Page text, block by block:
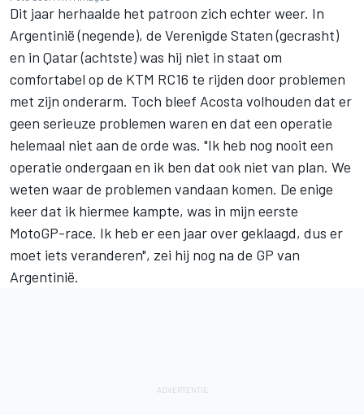
Dit jaar herhaalde het patroon zich echter weer. In
Argentinië (negende), de Verenigde Staten (gecrasht)
en in Qatar (achtste) was hij niet in staat om
comfortabel op de KTM RC16 te rijden door problemen
met zijn onderarm. Toch bleef Acosta volhouden dat er
geen serieuze problemen waren en dat een operatie
helemaal niet aan de orde was. "Ik heb nog nooit een
operatie ondergaan en ik ben dat ook niet van plan. We
weten waar de problemen vandaan komen. De enige
keer dat ik hiermee kampte, was in mijn eerste
MotoGP-race. Ik heb er een jaar over geklaagd, dus er
moet iets veranderen", zei hij nog na de GP van
Argentinië.